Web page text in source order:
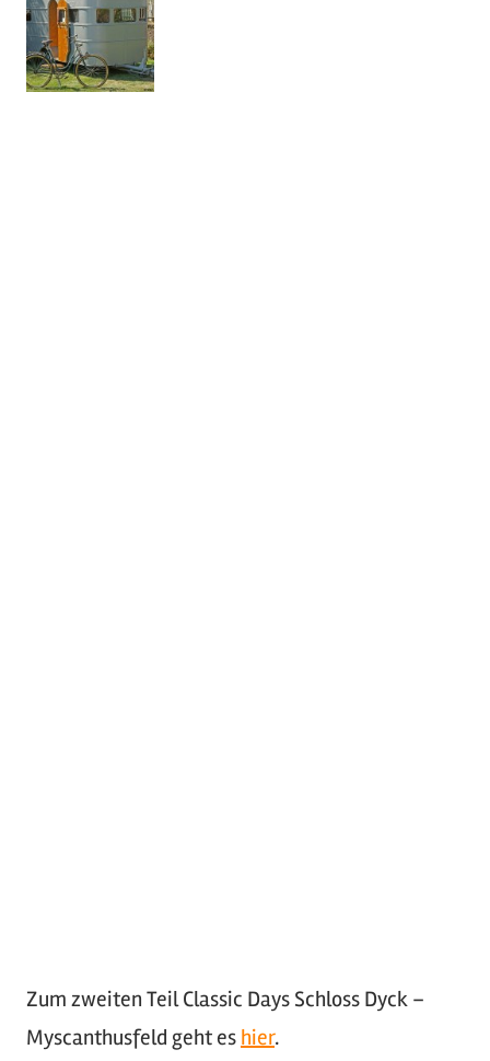
Zum zweiten Teil Classic Days Schloss Dyck –
Myscanthusfeld geht es hier.